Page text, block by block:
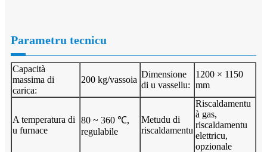
Parametru tecnicu
Capacità
massima di
carica:
200 kg/vassoia
Dimensione
di u vassellu:
1200 × 1150
mm
A temperatura di
u furnace
80 ~ 360 ℃,
regulabile
Metudu di
riscaldamentu
Riscaldamentu
à gas,
riscaldamentu
elettricu,
opzionale